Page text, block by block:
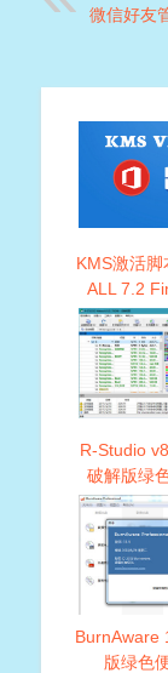
微信好友
KMS激活
ALL 7.2
R-Studio
破解版绿
BurnAware
版绿色